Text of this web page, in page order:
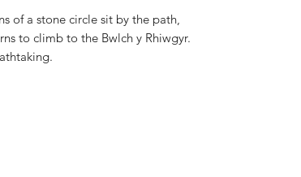
of a stone circle sit by the path,
to climb to the Bwlch y Rhiwgyr.